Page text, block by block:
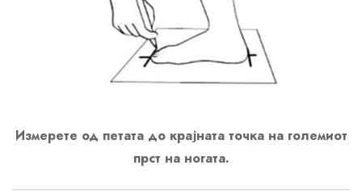
Измерете од петата до крајната точка на големиот
прст на ногата.